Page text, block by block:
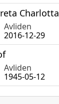
Charlotta
Avliden
2016-12-29
Avliden
1945-05-12